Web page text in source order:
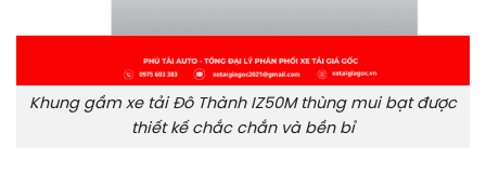
Khung gầm xe tải Đô Thành IZ50M thùng mui bạt được
thiết kế chắc chắn và bền bỉ